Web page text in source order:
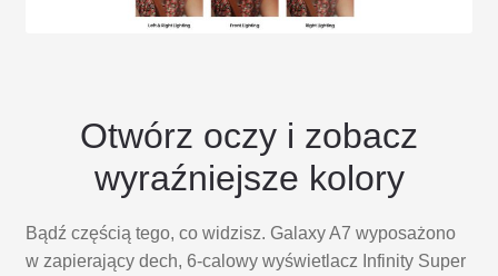
Otwórz oczy i zobacz
wyraźniejsze kolory
Bądź częścią tego, co widzisz. Galaxy A7 wyposażono
w zapierający dech, 6-calowy wyświetlacz Infinity Super